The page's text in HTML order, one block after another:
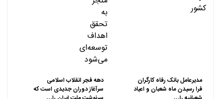
مدیرعامل بانک رفاه کارگران
فرا رسیدن ماه شعبان و اعیاد
دهه فجر انقلاب اسلامی
سرآغاز دوران جدیدی است که